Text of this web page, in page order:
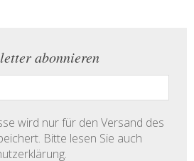
abonnieren
wird nur für den Versand des
Bitte lesen Sie auch